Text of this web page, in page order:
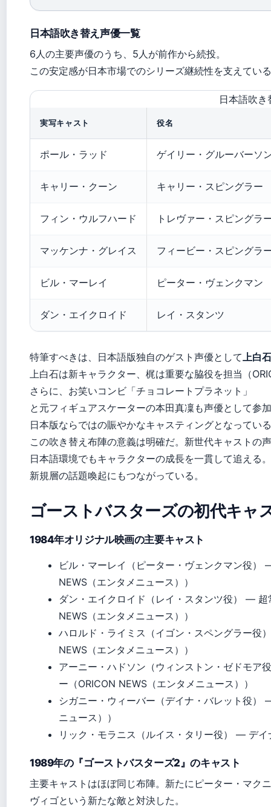
日本語吹き替え声優一覧
6人の主要声優のうち、5人が前作から続投。
この安定感が日本市場でのシリーズ継続性を支えてい
日本語吹き
実写キャスト 役名
ポール・ラッド ゲイリー・グルーバーソ
キャリー・クーン キャリー・スピングラー
フィン・ウルフハード トレヴァー・スピングラ
マッケンナ・グレイス フィービー・スピングラ
ビル・マーレイ ピーター・ヴェンクマン
ダン・エイクロイド レイ・スタンツ
特筆すべきは、日本語版独自のゲスト声優として 上白
上白石は新キャラクター、梶は重要な脇役を担当（
さらに、お笑いコンビ「チョコレートプラネット」
と元フィギュアスケーターの本田真凜も声優として参
日本版ならではの賑やかなキャスティングとなってい
この吹き替え布陣の意義は明確だ。新世代キャストの
日本語環境でもキャラクターの成長を一貫して追える
新規層の話題喚起にもつながっている。
ゴーストバスターズの初代キャ
1984年オリジナル映画の主要キャスト
ビル・マーレイ（ピーター・ヴェンクマン役
NEWS（エンタメニュース））
ダン・エイクロイド（レイ・スタンツ役） —
NEWS（エンタメニュース））
ハロルド・ライミス（イゴン・スペングラー
NEWS（エンタメニュース））
アーニー・ハドソン（ウィンストン・ゼドモ
ー（ORICON NEWS（エンタメニュース））
シガニー・ウィーバー（デイナ・バレット役
ニュース））
リック・モラニス（ルイス・タリー役） — デ
1989年の『ゴーストバスターズ2』のキャスト
主要キャストはほぼ同じ布陣。新たにピーター・マク
ヴィゴという新たな敵と対決した。